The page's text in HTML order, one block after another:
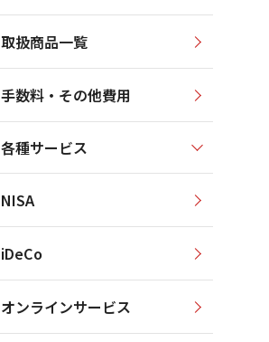
取扱商品一覧
手数料・その他費用
各種サービス
NISA
iDeCo
オンラインサービス